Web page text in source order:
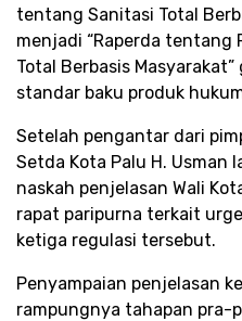
tentang Sanitasi Total
menjadi “Raperda tentang
Total Berbasis
standar baku produk
​Setelah pengantar dari
Setda Kota Palu H. Usman
naskah penjelasan Wali
rapat paripurna terkait
ketiga regulasi tersebut.
​Penyampaian penjelasan
rampungnya tahapan pra-